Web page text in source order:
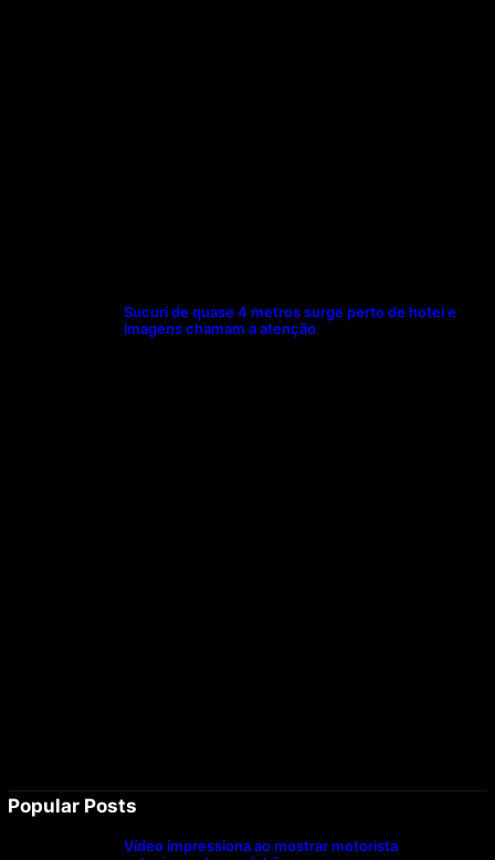
Sucuri de quase 4 metros surge perto de hotel e
imagens chamam a atenção
Popular Posts
Vídeo impressiona ao mostrar motorista